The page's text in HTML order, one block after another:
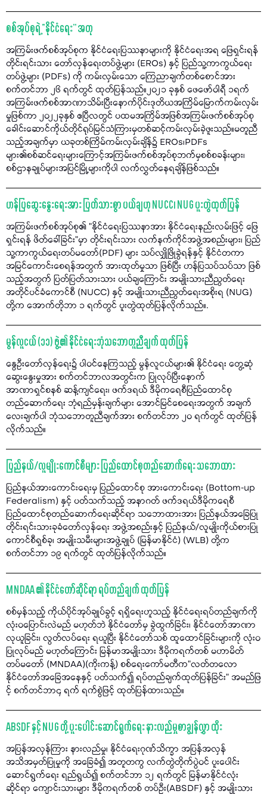
စစ်အုပ်စုရဲ့ “နိုင်ငံရေး” အတု
အကြမ်းဖက်စစ်အုပ်စုက နိုင်ငံရေးပြဿနာများကို နိုင်ငံရေးအရ ဖြေရှင်းရန်
တိုင်းရင်းသား တော်လှန်ရေးတပ်ဖွဲ့များ (EROs) နှင့် ပြည်သူ့ကာကွယ်ရေး
တပ်ဖွဲ့များ (PDFs) ကို ကမ်းလှမ်းသော ကြေညာချက်တစ်စောင်အား
စက်တင်ဘာ ၂၆ ရက်တွင် ထုတ်ပြန်သည်။၂၀၂၁ ခုနှစ် ဖေဖော်ဝါရီ ၁ရက်
အကြမ်းဖက်စစ်အာဏာသိမ်းပြီးနောက်ပိုင်းဒုတိယအကြိမ်မြောက်ကမ်းလှမ်း
မှုဖြစ်ကာ ၂၀၂၂ခုနှစ် ဧပြီလတွင် ပထမအကြိမ်အဖြစ်အကြမ်းဖက်စစ်အုပ်စု
ခေါင်းဆောင်ကိုယ်တိုင်ရုပ်မြင်သံကြားမှတစ်ဆင့်ကမ်းလှမ်းခဲ့ဖူးသည်။မတူညီ
သည့်အချက်မှာ ယခုတစ်ကြိမ်ကမ်းလှမ်းချိန်၌ EROs၊PDFs
များ၏စစ်ဆင်ရေးများကြောင့်အကြမ်းဖက်စစ်အုပ်စုဘက်မှစစ်စခန်းများ၊
စစ်ဌာနချုပ်များအပြင်မြို့များကိုပါ လက်လွှတ်နေရချိန်ဖြစ်သည်။
ဟန်ပြဆွေးနွေးရေးအား ပြတ်သားစွာ ပယ်ချဟု NUCC၊ NUG ပူးတွဲထုတ်ပြန်
အကြမ်းဖက်စစ်အုပ်စု၏ "နိုင်ငံရေးပြဿနာအား နိုင်ငံရေးနည်းလမ်းဖြင့် ဖြေ
ရှင်းရန် ဖိတ်ခေါ်ခြင်း"မှာ တိုင်းရင်းသား လက်နက်ကိုင်အဖွဲ့အစည်းများ၊ ပြည်
သူ့ကာကွယ်ရေးတပ်မတော်(PDF) များ သပ်လျှိုဖြိုခွဲရန်နှင့် နိုင်ငံတကာ
အမြင်ကောင်းစေရန်အတွက် အားထုတ်မှုသာ ဖြစ်ပြီး ဟန်ပြသပ်သပ်သာ ဖြစ်
သည့်အတွက် ပြတ်ပြတ်သားသား ပယ်ချကြောင်း အမျိုးသားညီညွတ်ရေး
အတိုင်ပင်ခံကောင်စီ (NUCC) နှင့် အမျိုးသားညီညွတ်ရေးအစိုးရ (NUG)
တို့က အောက်တိုဘာ ၁ ရက်တွင် ပူးတွဲထုတ်ပြန်လိုက်သည်။.
မွန်လူငယ် (၁၁) ဖွဲ့၏ နိုင်ငံရေးဘုံသဘောတူညီချက် ထုတ်ပြန်
နွေဦးတော်လှန်ရေး၌ ပါဝင်နေကြသည့် မွန်လူငယ်များ၏ နိုင်ငံရေး တွေ့ဆုံ
ဆွေးနွေးမှုအား စက်တင်ဘာလအတွင်းက ပြုလုပ်ပြီးနောက်
အာဏာရှင်စနစ် ဆန့်ကျင်ရေး၊ ဖက်ဒရယ် ဒီမိုကရေစီပြည်ထောင်စု
တည်ဆောက်ရေး ဘုံရည်မှန်းချက်များ အောင်မြင်စေရေးအတွက် အချက်
လေးချက်ပါ ဘုံသဘောတူညီချက်အား စက်တင်ဘာ ၂၀ ရက်တွင် ထုတ်ပြန်
လိုက်သည်။
ပြည်နယ်/လူမျိုးကောင်စီများ ပြည်ထောင်စုတည်ဆောက်ရေး သဘောထား
ပြည်နယ်အားကောင်းရေးမှ ပြည်ထောင်စု အားကောင်းရေး (Bottom-up
Federalism) နှင့် ပတ်သက်သည့် အနာဂတ် ဖက်ဒရယ်ဒီမိုကရေစီ
ပြည်ထောင်စုတည်ဆောက်ရေးဆိုင်ရာ သဘောထားအား ပြည်နယ်အခြေပြု
တိုင်းရင်းသားခုခံတော်လှန်ရေး အဖွဲ့အစည်းနှင့် ပြည်နယ်/လူမျိုးကိုယ်စားပြု
ကောင်စီရှစ်ခု၊ အမျိုးသမီးများအဖွဲ့ချုပ် (မြန်မာနိုင်ငံ) (WLB) တို့က
စက်တင်ဘာ ၁၉ ရက်တွင် ထုတ်ပြန်လိုက်သည်။
MNDAA ၏ နိုင်ငံတော်ဆိုင်ရာ ရပ်တည်ချက် ထုတ်ပြန်
စစ်မှန်သည့် ကိုယ်ပိုင်အုပ်ချုပ်ခွင့် ရရှိရေးဟူသည့် နိုင်ငံရေးရပ်တည်ချက်ကို
လုံးဝပြောင်းလဲမည် မဟုတ်ဘဲ နိုင်ငံတော်မှ ခွဲထွက်ခြင်း၊ နိုင်ငံတော်အာဏာ
လုယူခြင်း၊ လွတ်လပ်ရေး ရယူပြီး နိုင်ငံတော်သစ် ထူထောင်ခြင်းများကို လုံးဝ
ပြုလုပ်မည် မဟုတ်ကြောင်း မြန်မာအမျိုးသား ဒီမိုကရက်တစ် မဟာမိတ်
တပ်မတော် (MNDAA)(ကိုးကန့်) စစ်ရေးကော်မတီက"လတ်တလော
နိုင်ငံတော်အခြေအနေနှင့် ပတ်သက်၍ ရပ်တည်ချက်ထုတ်ပြန်ခြင်း" အမည်ဖြ
င့် စက်တင်ဘာ၄ ရက် ရက်စွဲဖြင့် ထုတ်ပြန်ထားသည်။
ABSDF နှင့် NUG တို့ ပူးပေါင်းဆောင်ရွက်ရေး နားလည်မှုစာချွန်လွှာ ထိုး
အပြန်အလှန်ကြား နားလည်မှု၊ နိုင်ငံရေးဂုဏ်သိက္ခာ အပြန်အလှန်
အသိအမှတ်ပြုမှုကို အခြေခံ၍ အတူတကွ လက်တွဲတိုက်ပွဲဝင် ပူးပေါင်း
ဆောင်ရွက်ရေး ရည်ရွယ်၍ စက်တင်ဘာ ၁၂ ရက်တွင် မြန်မာနိုင်ငံလုံး
ဆိုင်ရာ ကျောင်းသားများ ဒီမိုကရက်တစ် တပ်ဦး(ABSDF) နှင့် အမျိုးသား